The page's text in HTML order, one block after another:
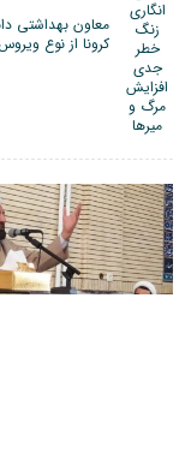
معاون بهداشتی
کرونا از نوع